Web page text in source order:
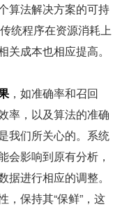
算法解决方案的可持
统程序在资源消耗上
成本也相应提高。
，如准确率和召回
率，以及算法的准确
我们所关心的。系统
会影响到原有分析，
进行相应的调整。
，保持其“保鲜”，这